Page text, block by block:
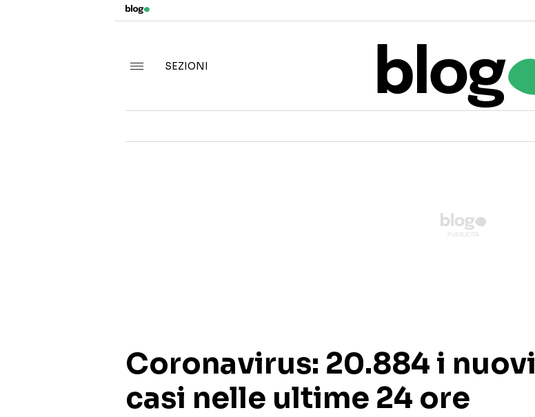
SEZIONI
Coronavirus: 20.884 i nuovi
casi nelle ultime 24 ore